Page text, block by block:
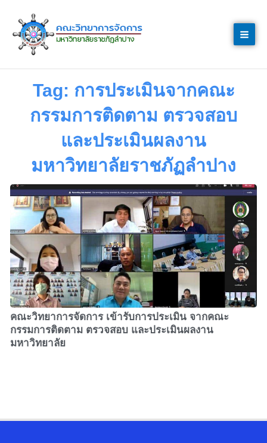
content
Tag: การประเมินจากคณะ
กรรมการติดตาม ตรวจสอบ
และประเมินผลงาน
มหาวิทยาลัยราชภัฏลำปาง
คณะวิทยาการจัดการ เข้ารับการประเมิน จากคณะ
กรรมการติดตาม ตรวจสอบ และประเมินผลงาน
มหาวิทยาลัย